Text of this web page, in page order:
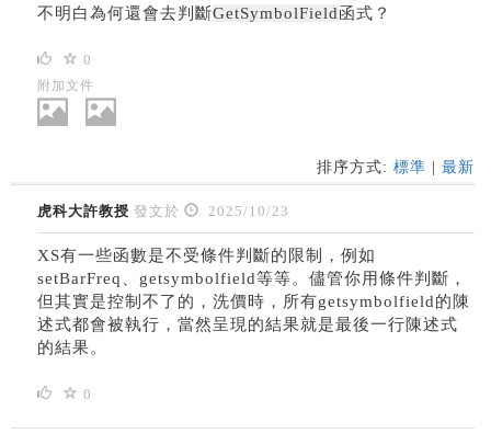
不明白為何還會去判斷GetSymbolField函式？
0
附加文件
排序方式: 標準 最新
虎科大許教授 發文於 2025/10/23
XS有一些函數是不受條件判斷的限制，例如
setBarFreq、getsymbolfield等等。儘管你用條件判斷，
但其實是控制不了的，洗價時，所有getsymbolfield的陳
述式都會被執行，當然呈現的結果就是最後一行陳述式
的結果。
0